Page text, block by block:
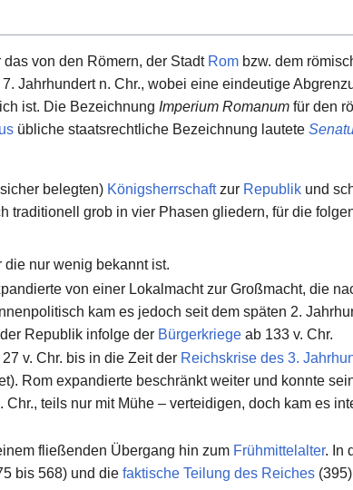
das von den Römern, der Stadt Rom bzw. dem
Jahrhundert n. Chr., wobei eine eindeutige
ist. Die Bezeichnung Imperium Romanum für den
übliche staatsrechtliche Bezeichnung lautete
belegten) Königsherrschaftzur Republik und
traditionell grob in vier Phasen gliedern, für die
die nur wenig bekannt ist.
von einer Lokalmacht zur Großmacht, die
kam es jedoch seit dem späten 2.
Republik infolge der Bürgerkriege ab 133 v. Chr.
27 v. Chr. bis in die Zeit der Reichskrise des 3.
Rom expandierte beschränkt weiter und konnte
teils nur mit Mühe – verteidigen, doch kam es
fließenden Übergang hin zum Frühmittelalter. In
bis 568) und diefaktische Teilung des Reiches